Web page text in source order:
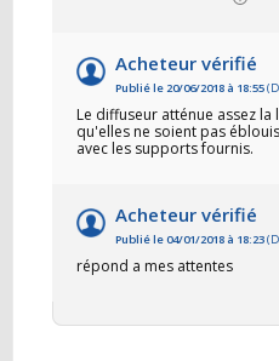
Acheteur vérifié
Publié le 20/06/2018 à 18:55
Le diffuseur atténue assez
qu'elles ne soient pas
avec les supports fournis.
Acheteur vérifié
Publié le 04/01/2018 à 18:23
répond a mes attentes